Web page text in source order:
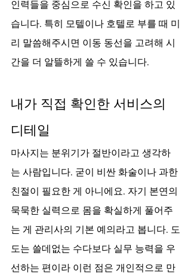
인력들을 중심으로 수신 확인을 하고 있
습니다. 특히 모텔이나 호텔로 부를 때 미
리 말씀해주시면 이동 동선을 고려해 시
간을 더 알뜰하게 쓸 수 있습니다.
내가 직접 확인한 서비스의
디테일
마사지는 분위기가 절반이라고 생각하
는 사람입니다. 굳이 비싼 화술이나 과한
친절이 필요한 게 아니에요. 자기 본연의
묵묵한 실력으로 몸을 확실하게 풀어주
는 게 관리사의 기본 예의라고 봅니다. 도
도는 쓸데없는 수다보다 실무 능력을 우
선하는 편이라 이런 점은 개인적으로 만